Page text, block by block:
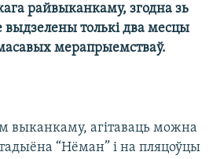
райвыканкаму, згодна зь
толькі два месцы
мерапрыемстваў.
выканкаму, агітаваць можна
“Нёман” і на пляцоўцы